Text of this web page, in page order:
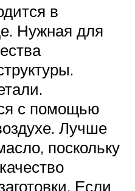
в
Нужная для
с помощью
Лучше
поскольку
Если